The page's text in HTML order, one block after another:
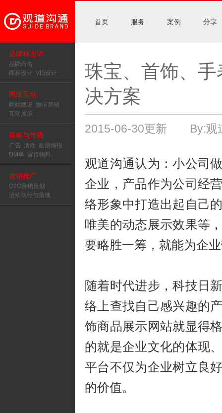
首页 服务 案例 分享
品牌标志VI
品牌命名
商标设计 VIS设计
网络互动
网站建设 微信营销
互动展示
策略与传播
广告 活动 画册海报
DM单 宣传物料
营销推广
O2O营销策划
活动执行与落地
珠宝、首饰、
决方案
2015-06-30更新 By:观
观道沟通认为：小公司
企业，产品作为公司经
络形象中打造出起自己
唯美的动态展示效果等
要略胜一筹，就能为企
随着时代进步，科技日
络上查找自己感兴趣的
饰商品展示网站就显得
的就是企业文化的体现
平台不仅为企业树立良
的价值。